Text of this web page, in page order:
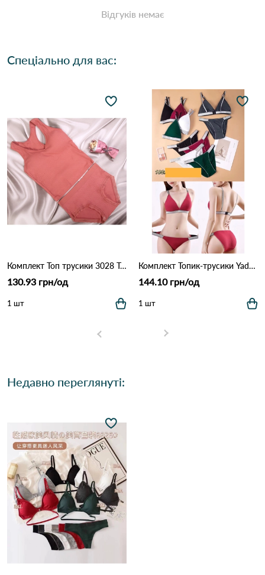
Відгуків немає
Спеціально для вас:
Комплект Топ трусики 3028 Терракота
130.93 грн/од
1 шт
Комплект Топик-трусики Yadali 198 Різні кольори
144.10 грн/од
1 шт
Недавно переглянуті: